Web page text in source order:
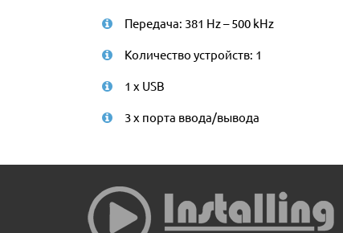
Передача: 381 Hz – 500 kHz
Количество устройств: 1
1 x USB
3 x порта ввода/вывода